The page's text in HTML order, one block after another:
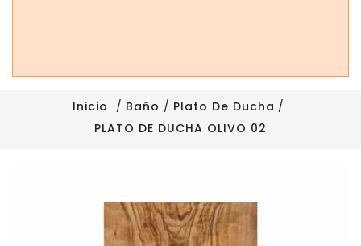
Inicio Baño
Plato De Ducha
PLATO DE DUCHA OLIVO 02